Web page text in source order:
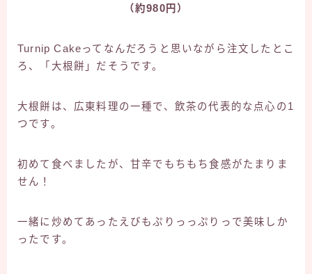
（約980円）
Turnip Cakeってなんだろうと思いながら注文したとこ
ろ、「大根餅」だそうです。
大根餅は、広東料理の一種で、飲茶の代表的な点心の1
つです。
初めて食べましたが、甘辛でもちもち食感がたまりま
せん！
一緒に炒めてあったえびもぷりっっぷりっで美味しか
ったです。